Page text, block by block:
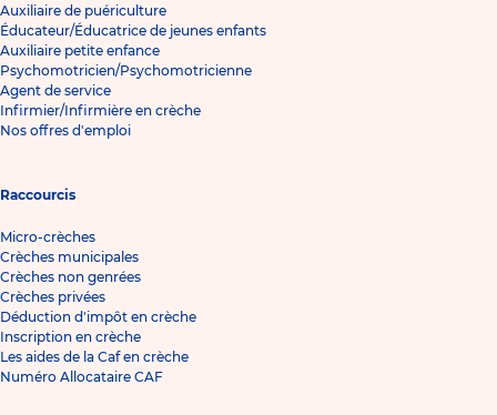
Auxiliaire de puériculture
Éducateur/Éducatrice de jeunes enfants
Auxiliaire petite enfance
Psychomotricien/Psychomotricienne
Agent de service
Infirmier/Infirmière en crèche
Nos offres d'emploi
Raccourcis
Micro-crèches
Crèches municipales
Crèches non genrées
Crèches privées
Déduction d'impôt en crèche
Inscription en crèche
Les aides de la Caf en crèche
Numéro Allocataire CAF